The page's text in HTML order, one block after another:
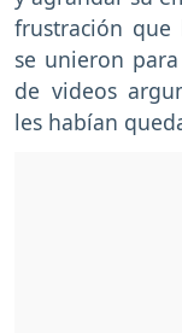
frustración que
se unieron
de videos
les habían